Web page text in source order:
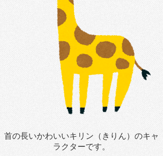
首の長いかわいいキリン（きりん）のキャ
ラクターです。